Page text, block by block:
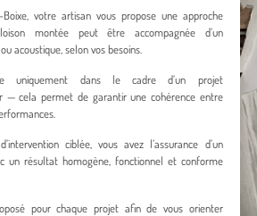
votre artisan vous propose une approche
montée peut être accompagnée d’un
acoustique, selon vos besoins.
uniquement dans le cadre d’un projet
— cela permet de garantir une cohérence entre
ciblée, vous avez l’assurance d’un
un résultat homogène, fonctionnel et conforme
pour chaque projet afin de vous orienter